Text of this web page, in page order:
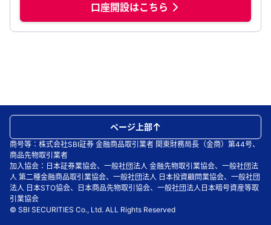
口座開設はこちら
商号等：株式会社SBI証券 金融商品取引業者 関東財務局長（金商）第44号、
商品先物取引業者
加入協会：日本証券業協会、一般社団法人 金融先物取引業協会、一般社団法
人 第二種金融商品取引業協会、一般社団法人 日本投資顧問業協会、一般社団
法人 日本STO協会、日本商品先物取引協会、一般社団法人日本暗号資産等取
引業協会
© SBI SECURITIES Co., Ltd. ALL Rights Reserved
ページ上部